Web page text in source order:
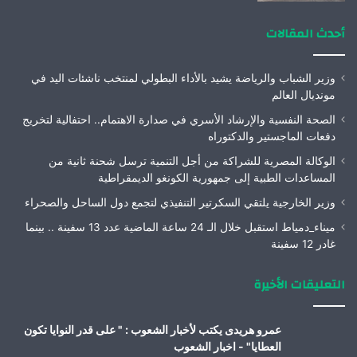
أحدث المقالات
وزير الشباب والرياضة يشيد بالأداء البطولي لمنتخب ناشئات اليد في
مونديال العالم
الصحة النفسية والإرشاد الأسري في صدارة الاهتمام.. احتفالية لتخريج
دفعات الماجستير والدكتوراه
الوكالة المصرية للشراكة من أجل التنمية ترسل شحنة ثانية من
المساعدات الطبية إلى جمهورية الكونغو الديمقراطية
وزير الخارجية يلتقي السكرتير التنفيذي لتجمع دول الساحل والصحراء
ميناء_دمياط استقبل خلال الـ 24 ساعة الماضية عدد 13 سفينة .. بينما
غادر 12 سفينة
التعليقات الأخيرة
عمرو هريدى يكتب لأخبار الشعوب : " على قدر النوايا تكون
العطايا" - اخبار الشعوب